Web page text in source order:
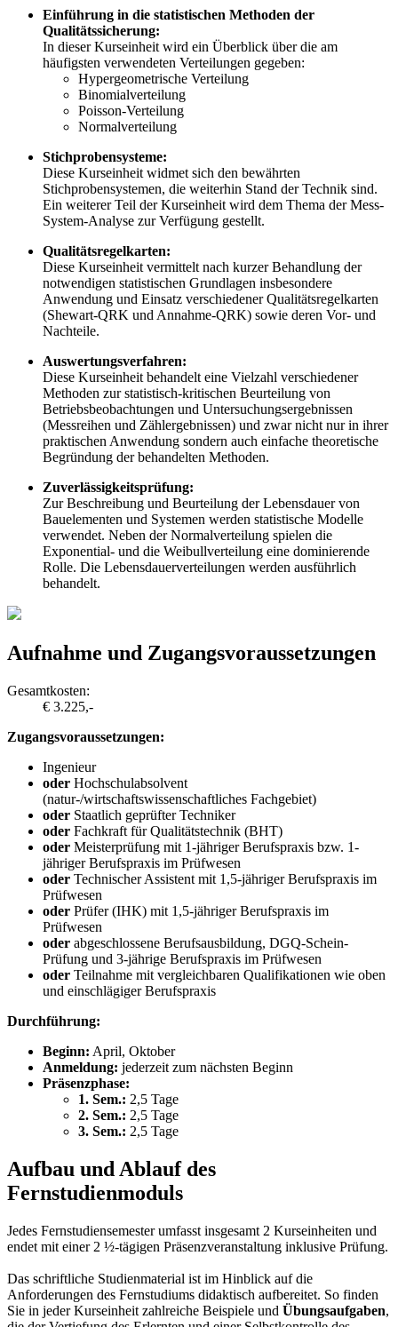
Einführung in die statistischen Methoden der
Qualitätssicherung:
In dieser Kurseinheit wird ein Überblick über die am
häufigsten verwendeten Verteilungen gegeben:
Hypergeometrische Verteilung
Binomialverteilung
Poisson-Verteilung
Normalverteilung
Stichprobensysteme:
Diese Kurseinheit widmet sich den bewährten
Stichprobensystemen, die weiterhin Stand der Technik sind.
Ein weiterer Teil der Kurseinheit wird dem Thema der Mess-
System-Analyse zur Verfügung gestellt.
Qualitätsregelkarten:
Diese Kurseinheit vermittelt nach kurzer Behandlung der
notwendigen statistischen Grundlagen insbesondere
Anwendung und Einsatz verschiedener Qualitätsregelkarten
(Shewart-QRK und Annahme-QRK) sowie deren Vor- und
Nachteile.
Auswertungsverfahren:
Diese Kurseinheit behandelt eine Vielzahl verschiedener
Methoden zur statistisch-kritischen Beurteilung von
Betriebsbeobachtungen und Untersuchungsergebnissen
(Messreihen und Zählergebnissen) und zwar nicht nur in ihrer
praktischen Anwendung sondern auch einfache theoretische
Begründung der behandelten Methoden.
Zuverlässigkeitsprüfung:
Zur Beschreibung und Beurteilung der Lebensdauer von
Bauelementen und Systemen werden statistische Modelle
verwendet. Neben der Normalverteilung spielen die
Exponential- und die Weibullverteilung eine dominierende
Rolle. Die Lebensdauerverteilungen werden ausführlich
behandelt.
Aufnahme und Zugangsvoraussetzungen
Gesamtkosten:
€ 3.225,-
Zugangsvoraussetzungen:
Ingenieur
oder Hochschulabsolvent
(natur-/wirtschaftswissenschaftliches Fachgebiet)
oder Staatlich geprüfter Techniker
oder Fachkraft für Qualitätstechnik (BHT)
oder Meisterprüfung mit 1-jähriger Berufspraxis bzw. 1-
jähriger Berufspraxis im Prüfwesen
oder Technischer Assistent mit 1,5-jähriger Berufspraxis im
Prüfwesen
oder Prüfer (IHK) mit 1,5-jähriger Berufspraxis im
Prüfwesen
oder abgeschlossene Berufsausbildung, DGQ-Schein-
Prüfung und 3-jährige Berufspraxis im Prüfwesen
oder Teilnahme mit vergleichbaren Qualifikationen wie oben
und einschlägiger Berufspraxis
Durchführung:
Beginn: April, Oktober
Anmeldung: jederzeit zum nächsten Beginn
Präsenzphase:
1. Sem.: 2,5 Tage
2. Sem.: 2,5 Tage
3. Sem.: 2,5 Tage
Aufbau und Ablauf des
Fernstudienmoduls
Jedes Fernstudiensemester umfasst insgesamt 2 Kurseinheiten und
endet mit einer 2 ½-tägigen Präsenzveranstaltung inklusive Prüfung.
Das schriftliche Studienmaterial ist im Hinblick auf die
Anforderungen des Fernstudiums didaktisch aufbereitet. So finden
Sie in jeder Kurseinheit zahlreiche Beispiele und Übungsaufgaben,